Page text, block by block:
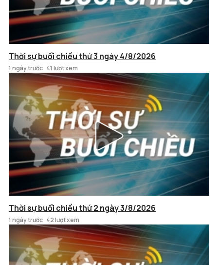
Thời sự buổi chiều thứ 3 ngày 4/8/2026
1 ngày trước 41 lượt xem
Thời sự buổi chiều thứ 2 ngày 3/8/2026
1 ngày trước 42 lượt xem